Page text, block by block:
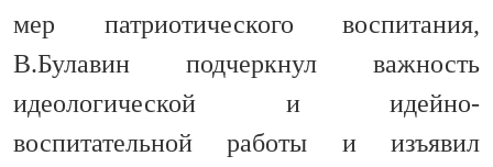
мер патриотического воспитания,
В.Булавин подчеркнул важность
идеологической и идейно-
воспитательной работы и изъявил